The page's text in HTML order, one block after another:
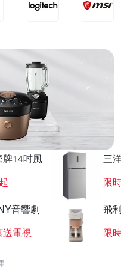
牌14吋風
三
限
音響劇
送電視
飛
限